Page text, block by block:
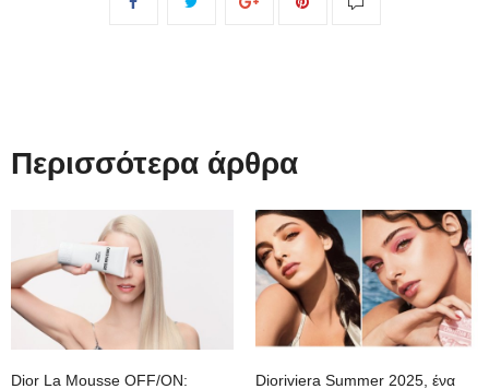
Περισσότερα άρθρα
Dior La Mousse OFF/ON: Dioriviera Summer 2025, ένα